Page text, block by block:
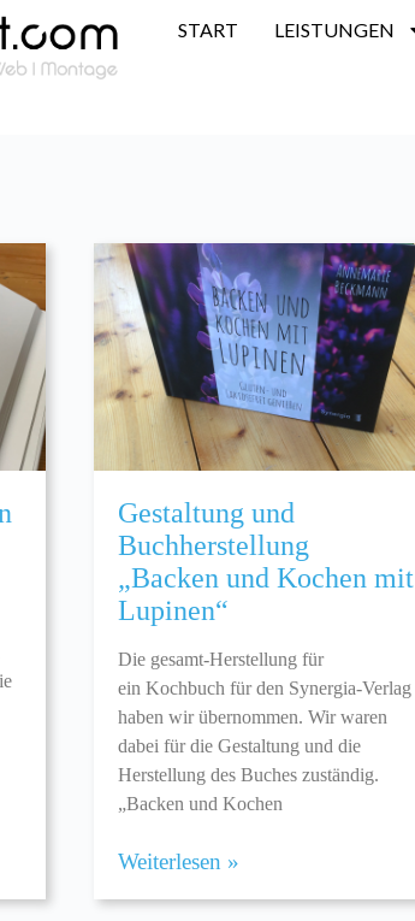
START LEISTUNGEN
Gestaltung und
Buchherstellung
„Backen und Kochen mit
Lupinen“
Die gesamt-Herstellung für
ein Kochbuch für den Synergia-Verlag
haben wir übernommen. Wir waren
dabei für die Gestaltung und die
Herstellung des Buches zuständig.
„Backen und Kochen
Weiterlesen »